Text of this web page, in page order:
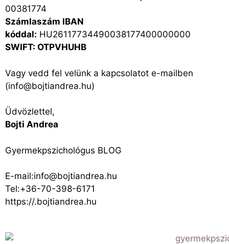
00381774
Számlaszám IBAN
kóddal: HU26117734490038177400000000
SWIFT: OTPVHUHB
Vagy vedd fel velünk a kapcsolatot e-mailben
(info@bojtiandrea.hu)
Üdvözlettel,
Bojti Andrea
Gyermekpszichológus BLOG
E-mail:info@bojtiandrea.hu
Tel:+36-70-398-6171
https://.bojtiandrea.hu